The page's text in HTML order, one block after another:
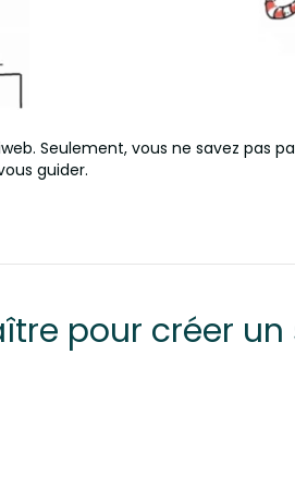
Seulement, vous ne savez pas
guider.
pour créer